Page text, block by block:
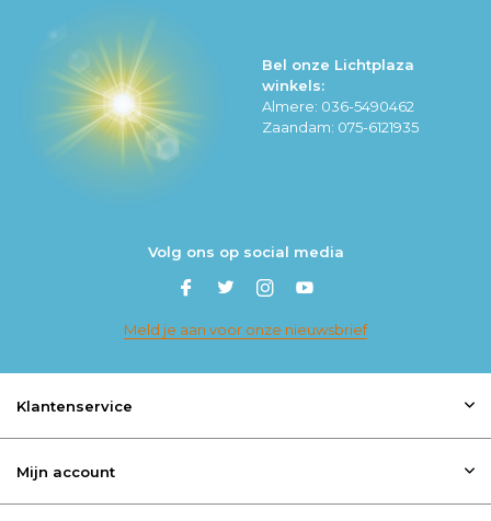
Bel onze Lichtplaza
winkels:
Almere: 036-5490462
Zaandam: 075-6121935
Volg ons op social media
Meld je aan voor onze nieuwsbrief
Klantenservice
Mijn account